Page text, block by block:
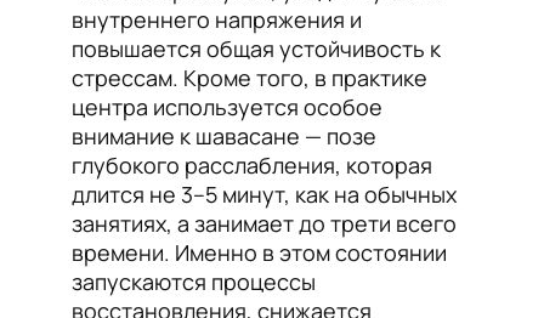
внутреннего напряжения и
повышается общая устойчивость к
стрессам. Кроме того, в практике
центра используется особое
внимание к шавасане — позе
глубокого расслабления, которая
длится не 3–5 минут, как на обычных
занятиях, а занимает до трети всего
времени. Именно в этом состоянии
запускаются процессы
восстановления, снижается